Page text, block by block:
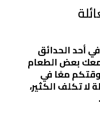
أحد الحدائق
بعض الطعام
معًا في
تكلف الكثير،